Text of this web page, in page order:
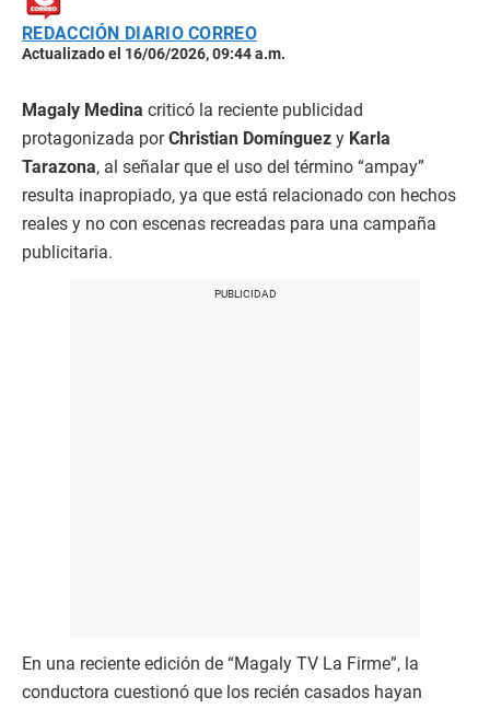
REDACCIÓN DIARIO CORREO
Actualizado el 16/06/2026, 09:44 a.m.
Magaly Medina criticó la reciente publicidad
protagonizada porChristian Domínguez y Karla
Tarazona, al señalar que el uso del término “ampay”
resulta inapropiado, ya que está relacionado con hechos
reales y no con escenas recreadas para una campaña
publicitaria.
En una reciente edición de “Magaly TV La Firme”, la
conductora cuestionó que los recién casados hayan